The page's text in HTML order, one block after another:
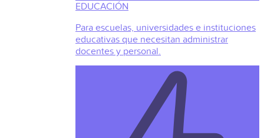
EDUCACIÓN
Para escuelas, universidades e instituciones
educativas que necesitan administrar
docentes y personal.